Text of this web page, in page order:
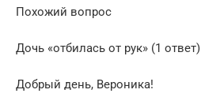
Похожий вопрос
Дочь «отбилась от рук» (1 ответ)
Добрый день, Вероника!